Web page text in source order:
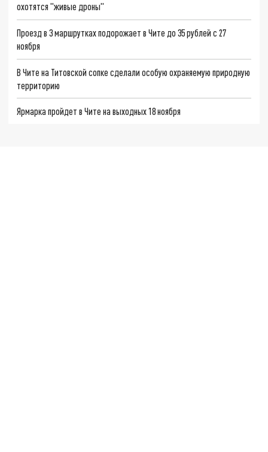
охотятся "живые дроны"
Проезд в 3 маршрутках подорожает в Чите до 35 рублей с 27
ноября
В Чите на Титовской сопке сделали особую охраняемую природную
территорию
Ярмарка пройдет в Чите на выходных 18 ноября